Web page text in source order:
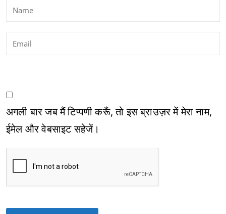
अगली बार जब मैं टिप्पणी करूँ, तो इस ब्राउज़र में मेरा नाम,
ईमेल और वेबसाइट सहेजें।